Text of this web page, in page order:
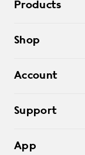
Products
サングラス
コンタクトレンズ
アクセサリー
Shop
オンラインショップ
Account
ログアウト
Support
よくあるご質問
App